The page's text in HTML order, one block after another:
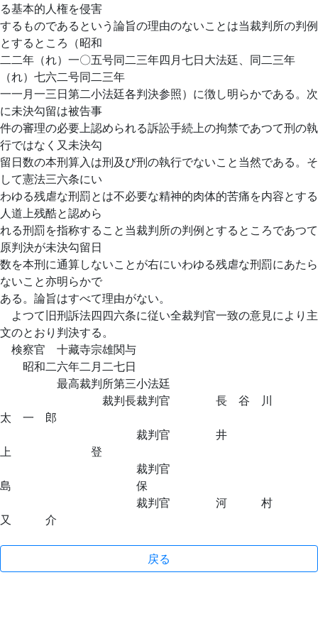
る基本的人権を侵害
するものであるという論旨の理由のないことは当裁判所の判例
とするところ（昭和
二二年（れ）一〇五号同二三年四月七日大法廷、同二三年
（れ）七六二号同二三年
一一月一三日第二小法廷各判決参照）に徴し明らかである。次
に未決勾留は被告事
件の審理の必要上認められる訴訟手続上の拘禁であつて刑の執
行ではなく又未決勾
留日数の本刑算入は刑及び刑の執行でないこと当然である。そ
して憲法三六条にい
わゆる残虐な刑罰とは不必要な精神的肉体的苦痛を内容とする
人道上残酷と認めら
れる刑罰を指称すること当裁判所の判例とするところであつて
原判決が未決勾留日
数を本刑に通算しないことが右にいわゆる残虐な刑罰にあたら
ないこと亦明らかで
ある。論旨はすべて理由がない。
よつて旧刑訴法四四六条に従い全裁判官一致の意見により主
文のとおり判決する。
検察官 十藏寺宗雄関与
昭和二六年二月二七日
最高裁判所第三小法廷
裁判長裁判官 長 谷 川
太 一 郎
裁判官 井
上 登
裁判官
島 保
裁判官 河 村
又 介
戻る